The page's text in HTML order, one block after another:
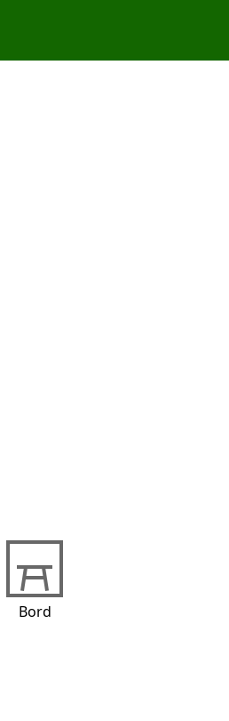
Bord